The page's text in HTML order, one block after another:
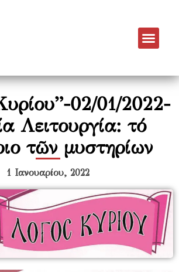
02/01/2022-
Λειτουργία: τό
τῶν µυστηρίων
1 Ιανουαρίου, 2022